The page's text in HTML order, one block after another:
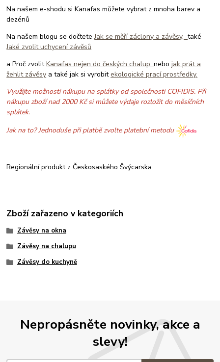
Na našem e-shodu si Kanafas můžete vybrat z mnoha barev a
dezénů
Na našem blogu se dočteteJak se měří záclony a závěsy,také
Jaké zvolit uchycení závěsů
a Proč zvolitKanafas nejen do českých chalup.nebojak prát a
žehlit závěsy a také jak si vyrobitekologické prací prostředky.
Využijte možnosti nákupu na splátky od společnosti COFIDIS. Při
nákupu zboží nad 2000 Kč si můžete výdaje rozložit do měsíčních
splátek.
Jak na to? Jednoduše při platbě zvolte platební metodu
Regionální produkt z Českosaského Švýcarska
Zboží zařazeno v kategoriích
Závěsy na okna
Závěsy na chalupu
Závěsy do kuchyně
Nepropásněte novinky, akce a
slevy!